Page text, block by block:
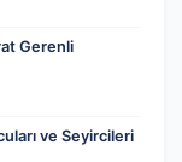
Gerenli
ve Seyircileri